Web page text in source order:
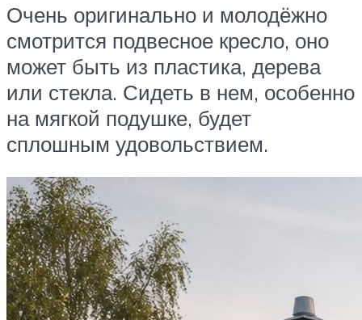
Очень оригинально и молодёжно
смотрится подвесное кресло, оно
может быть из пластика, дерева
или стекла. Сидеть в нем, особенно
на мягкой подушке, будет
сплошным удовольствием.